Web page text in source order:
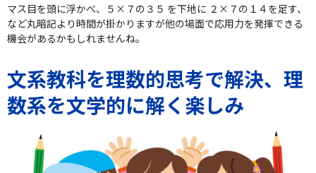
マス目を頭に浮かべ、５×７の３５ を下地に ２×７の１４を足す、
など丸暗記より時間が掛かりますが他の場面で応用力を発揮できる
機会があるかもしれませんね。
文系教科を理数的思考で解決、理
数系を文学的に解く楽しみ